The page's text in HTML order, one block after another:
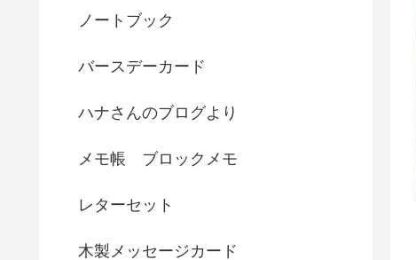
ノートブック
バースデーカード
ハナさんのブログより
メモ帳 ブロックメモ
レターセット
木製メッセージカード